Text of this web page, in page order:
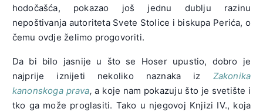
hodočašća, pokazao još jednu dublju razinu
nepoštivanja autoriteta Svete Stolice i biskupa Perića, o
čemu ovdje želimo progovoriti.
Da bi bilo jasnije u što se Hoser upustio, dobro je
najprije iznijeti nekoliko naznaka iz Zakonika
kanonskoga prava, a koje nam pokazuju što je svetište i
tko ga može proglasiti. Tako u njegovoj Knjizi IV., koja